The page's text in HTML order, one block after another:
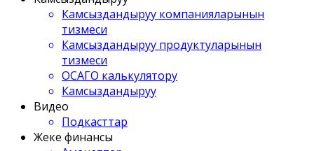
Камсыздандыруу компанияларынын
тизмеси
Камсыздандыруу продуктуларынын
тизмеси
ОСАГО калькулятору
Камсыздандыруу
Видео
Подкасттар
Жеке финансы